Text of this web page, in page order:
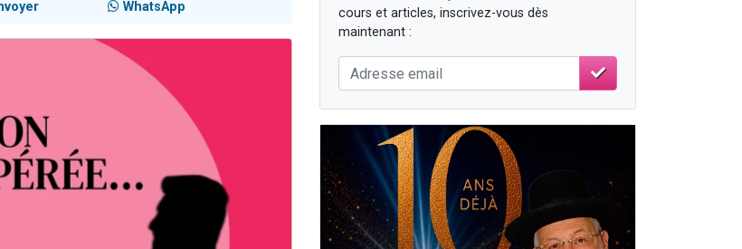
WhatsApp
cours et articles, inscrivez-vous dès
maintenant :